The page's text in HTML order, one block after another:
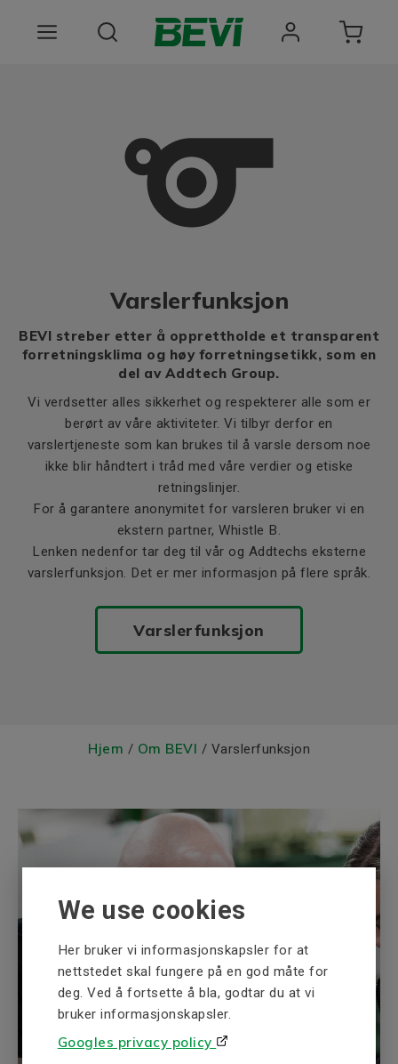
We use cookies
Her bruker vi informasjonskapsler for at
nettstedet skal fungere på en god måte for
deg. Ved å fortsette å bla, godtar du at vi
bruker informasjonskapsler.
Googles privacy policy
Kvalitet og bærekraft
Choose language
Varslerfunksjon
BEVI streber etter å opprettholde et transparent
forretningsklima og høy forretningsetikk, som en
del av Addtech Group.
Vi verdsetter alles sikkerhet og respekterer alle som er
berørt av våre aktiviteter. Vi tilbyr derfor en
varslertjeneste som kan brukes til å varsle dersom noe
ikke blir håndtert i tråd med våre verdier og etiske
retningslinjer.
For å garantere anonymitet for varsleren bruker vi en
ekstern partner, Whistle B.
Lenken nedenfor tar deg til vår og Addtechs eksterne
varslerfunksjon. Det er mer informasjon på flere språk.
Varslerfunksjon
Hjem / Om BEVI / Varslerfunksjon
BEVI:s kunnskapsbank samler inn
informasjon om våre kompetansområder,
elektriske drivsystemer og kraftproduksjon.